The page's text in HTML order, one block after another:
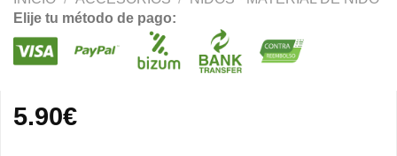
Elije tu método de pago:
5.90€